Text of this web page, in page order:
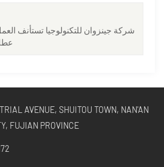
شركة جينزوان للتكنولوجيا تستأنف
FUJIAN PROVINCE